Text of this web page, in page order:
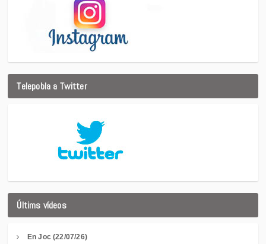
Telepobla a Twitter
Últims vídeos
En Joc (22/07/26)